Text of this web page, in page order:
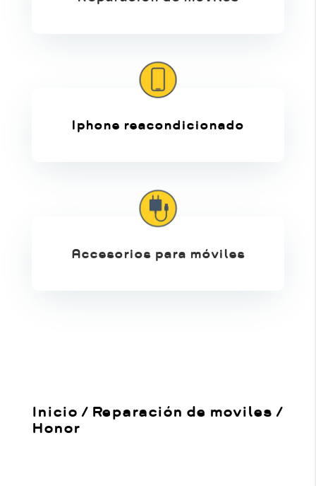
Iphone reacondicionado
Accesorios para móviles
Inicio / Reparación de moviles /
Honor